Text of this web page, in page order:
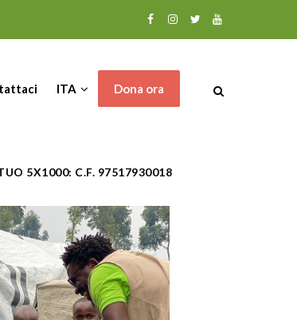
ITA Dona ora
5X1000: C.F. 97517930018